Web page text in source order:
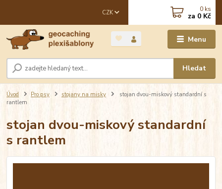
Menu
CZK
Hledat
0 ks
za 0 Kč
Úvod Pro psy stojany na misky
stojan dvou-miskový standardní s
rantlem
stojan dvou-miskový standardní
s rantlem